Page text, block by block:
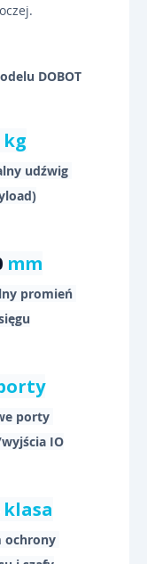
DOBOT
kg
udźwig
mm
promień
porty
IO
klasa
ochrony